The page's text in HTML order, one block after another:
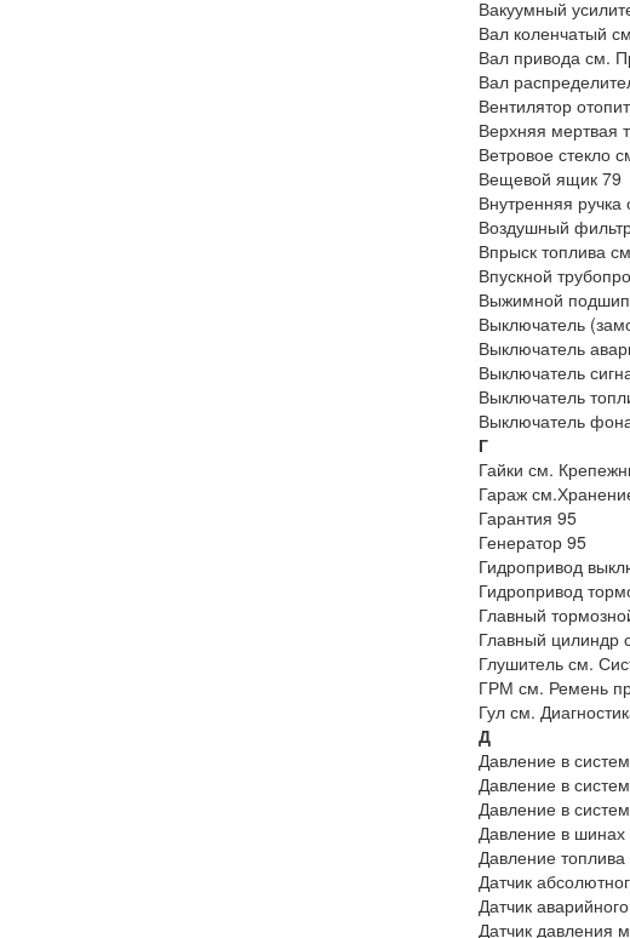
Вакуумный
Вал коленчатый
Вал привода см.
Вал
Вентилятор
Верхняя мертвая
Ветровое стекло
Вещевой ящик 79
Внутренняя
Воздушный
Впрыск топлива
Впускной
Выжимной
Выключатель
Выключатель
Выключатель
Выключатель
Выключатель
Г
Гайки см.
Гараж
Гарантия 95
Генератор 95
Гидропривод
Гидропривод
Главный
Главный цилиндр
Глушитель см.
ГРМ см. Ремень
Гул см.
Д
Давление в
Давление в
Давление в
Давление в шинах
Давление
Датчик
Датчик
Датчик давления